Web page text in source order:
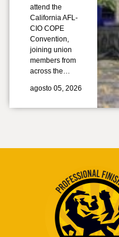
attend the
California AFL-
CIO COPE
Convention,
joining union
members from
across the…
agosto 05, 2026